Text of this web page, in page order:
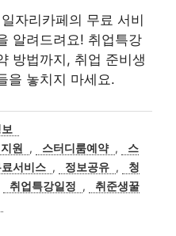
자리카페의 무료 서비
알려드려요! 취업특강
방법까지, 취업 준비생
을 놓치지 마세요.
원 , 스터디룸예약 ,
스
서비스 , 정보공유 ,
청
취업특강일정 ,
취준생꿀